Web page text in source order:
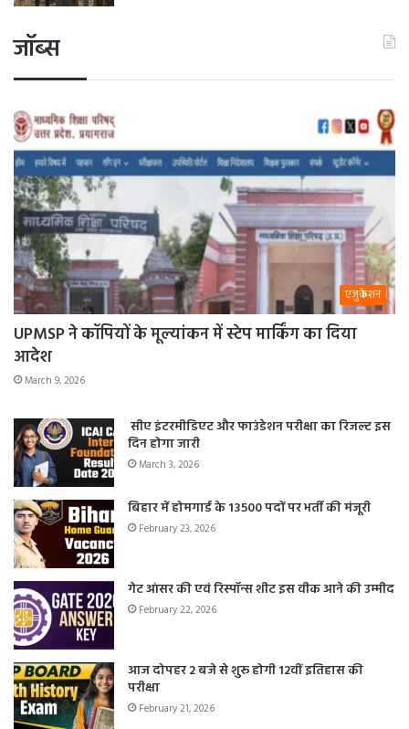
जॉब्स
एजुकेशन
UPMSP ने कॉपियों के मूल्यांकन में स्टेप मार्किंग का दिया
आदेश
March 9, 2026
सीए इंटरमीडिएट और फाउंडेशन परीक्षा का रिजल्ट इस
दिन होगा जारी
March 3, 2026
बिहार में होमगार्ड के 13500 पदों पर भर्ती की मंजूरी
February 23, 2026
गेट आंसर की एवं रिस्पॉन्स शीट इस वीक आने की उम्मीद
February 22, 2026
आज दोपहर 2 बजे से शुरू होगी 12वीं इतिहास की
परीक्षा
February 21, 2026